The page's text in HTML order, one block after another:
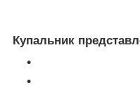
Купальник